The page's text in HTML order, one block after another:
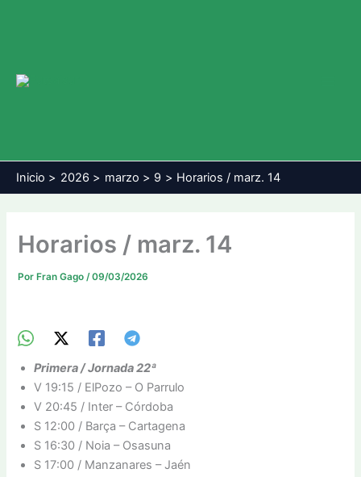
Inicio 2026 marzo 9 Horarios / marz. 14
Horarios / marz. 14
PorFran Gago /09/03/2026
Primera / Jornada 22ª
V 19:15 / ElPozo – O Parrulo
V 20:45 / Inter – Córdoba
S 12:00 / Barça – Cartagena
S 16:30 / Noia – Osasuna
S 17:00 / Manzanares – Jaén